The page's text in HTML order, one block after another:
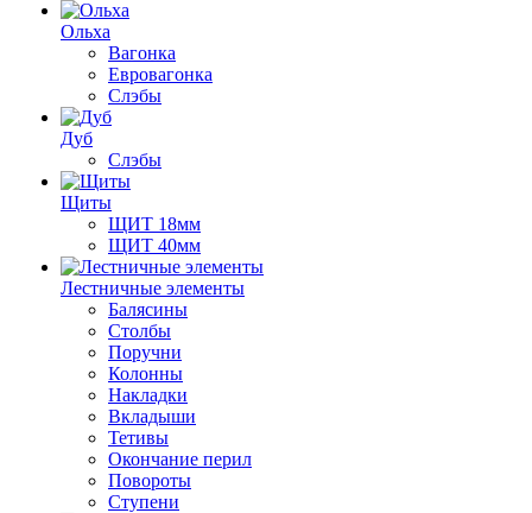
Ольха
Вагонка
Евровагонка
Слэбы
Дуб
Слэбы
Щиты
ЩИТ 18мм
ЩИТ 40мм
Лестничные элементы
Балясины
Столбы
Поручни
Колонны
Накладки
Вкладыши
Тетивы
Окончание перил
Повороты
Ступени